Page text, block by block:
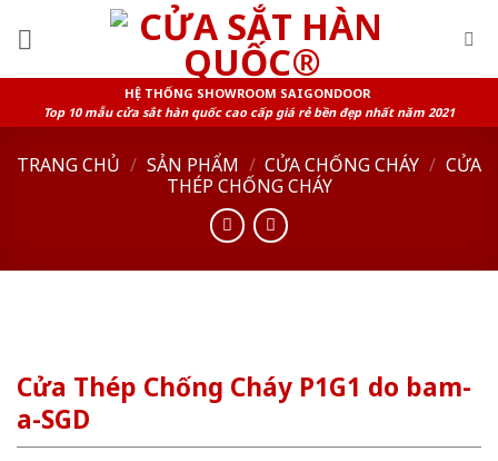
HỆ THỐNG SHOWROOM SAIGONDOOR
Top 10 mẫu cửa sắt hàn quốc cao cấp giá rẻ bền đẹp nhất năm 2021
TRANG CHỦ / SẢN PHẨM / CỬA CHỐNG CHÁY / CỬA
THÉP CHỐNG CHÁY
Cửa Thép Chống Cháy P1G1 do bam-
a-SGD